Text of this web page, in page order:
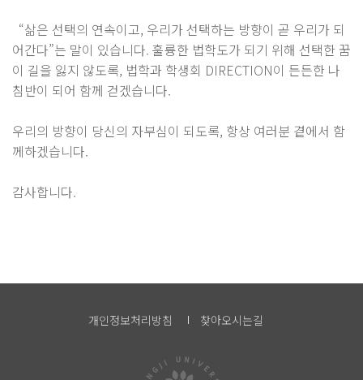
“삶은 선택의 연속이고, 우리가 선택하는 방향이 곧 우리가 되
어간다”는 말이 있습니다. 훌륭한 법학도가 되기 위해 선택한 꿈
이 길을 잃지 않도록, 법학과 학생회 DIRECTION이 든든한 나
침반이 되어 함께 걷겠습니다.
우리의 방향이 당신의 자부심이 되도록, 항상 여러분 곁에서 함
께하겠습니다.
감사합니다.
개인정보처리방침 찾아오시는길